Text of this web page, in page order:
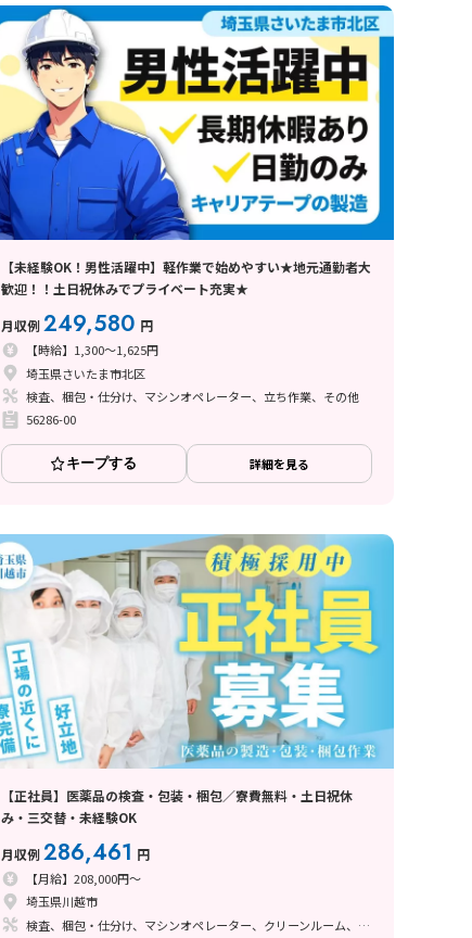
【未経験OK！男性活躍中】軽作業で始めやすい★地元通勤者大
歓迎！！土日祝休みでプライベート充実★
月収例249,580 円
【時給】1,300～1,625円
埼玉県さいたま市北区
検査、梱包・仕分け、マシンオペレーター、立ち作業、その他
56286-00
キープする 詳細を見る
【正社員】医薬品の検査・包装・梱包／寮費無料・土日祝休
み・三交替・未経験OK
月収例286,461 円
【月給】208,000円～
埼玉県川越市
検査、梱包・仕分け、マシンオペレーター、クリーンルーム、座り作業、ライン作業